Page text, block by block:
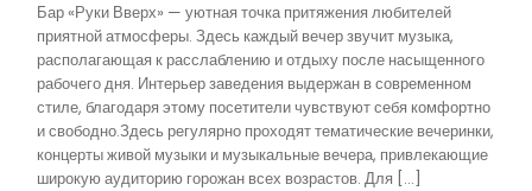
Бар «Руки Вверх» — уютная точка притяжения любителей
приятной атмосферы. Здесь каждый вечер звучит музыка,
располагающая к расслаблению и отдыху после насыщенного
рабочего дня. Интерьер заведения выдержан в современном
стиле, благодаря этому посетители чувствуют себя комфортно
и свободно.Здесь регулярно проходят тематические вечеринки,
концерты живой музыки и музыкальные вечера, привлекающие
широкую аудиторию горожан всех возрастов. Для […]